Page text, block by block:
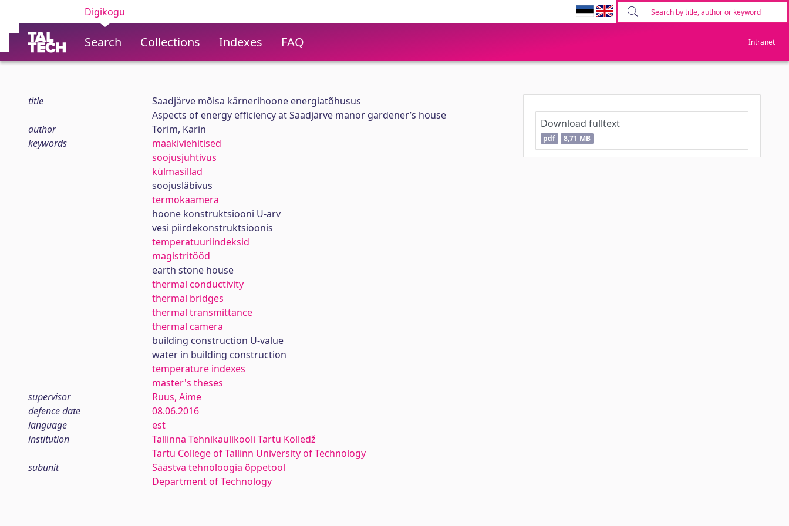
Digikogu
Search Collections Indexes FAQ Intranet
title
Saadjärve mõisa kärnerihoone energiatõhusus
Aspects of energy efficiency at Saadjärve manor gardener’s house
author
Torim, Karin
keywords
maakiviehitised
soojusjuhtivus
külmasillad
soojusläbivus
termokaamera
hoone konstruktsiooni U-arv
vesi piirdekonstruktsioonis
temperatuuriindeksid
magistritööd
earth stone house
thermal conductivity
thermal bridges
thermal transmittance
thermal camera
building construction U-value
water in building construction
temperature indexes
master's theses
supervisor
Ruus, Aime
defence date
08.06.2016
language
est
institution
Tallinna Tehnikaülikooli Tartu Kolledž
Tartu College of Tallinn University of Technology
subunit
Säästva tehnoloogia õppetool
Department of Technology
Download fulltext
pdf 8,71 MB